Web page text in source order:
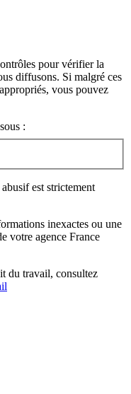
pour vérifier la
diffusons. Si malgré ces
vous pouvez
:
est strictement
inexactes ou une
votre agence France
du travail, consultez